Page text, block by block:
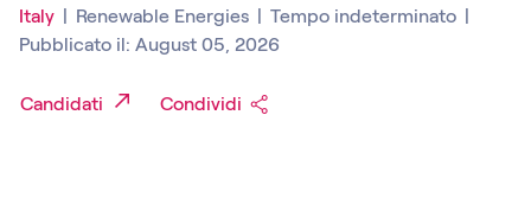
Italy Renewable Energies Tempo indeterminato
Pubblicato il: August 05, 2026
Candidati Condividi